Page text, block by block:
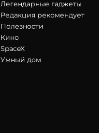
Легендарные гаджеты
Редакция рекомендует
Полезности
Кино
SpaceX
Умный дом